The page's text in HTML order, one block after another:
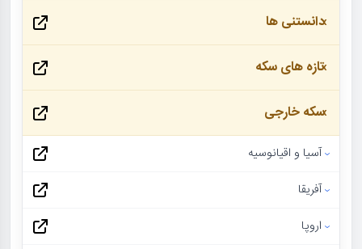
دانستنی ها
تازه های سکه
سکه خارجی
آسیا و اقیانوسیه
آفریقا
اروپا